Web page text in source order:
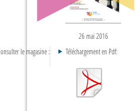
26 mai 2016
le magasine :
Téléchargement en Pdf: